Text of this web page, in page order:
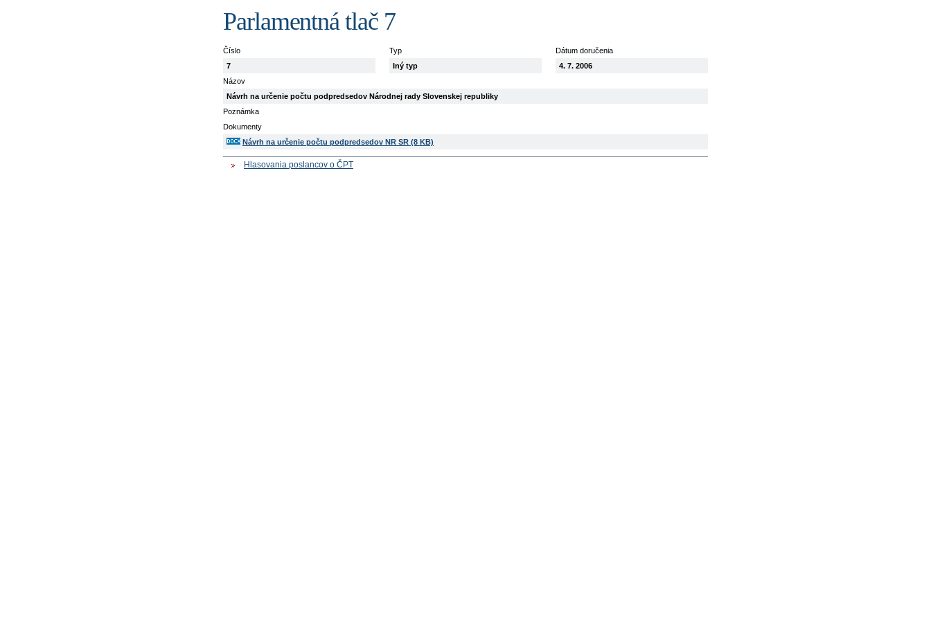
Parlamentná tlač 7
Číslo
7
Typ
Iný typ
Dátum doručenia
4. 7. 2006
Názov
Návrh na určenie počtu podpredsedov Národnej rady Slovenskej republiky
Poznámka
Dokumenty
Návrh na určenie počtu podpredsedov NR SR (8 KB)
Hlasovania poslancov o ČPT